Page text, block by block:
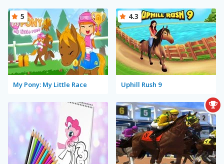
My Pony: My Little Race
5
Uphill Rush 9
4.3